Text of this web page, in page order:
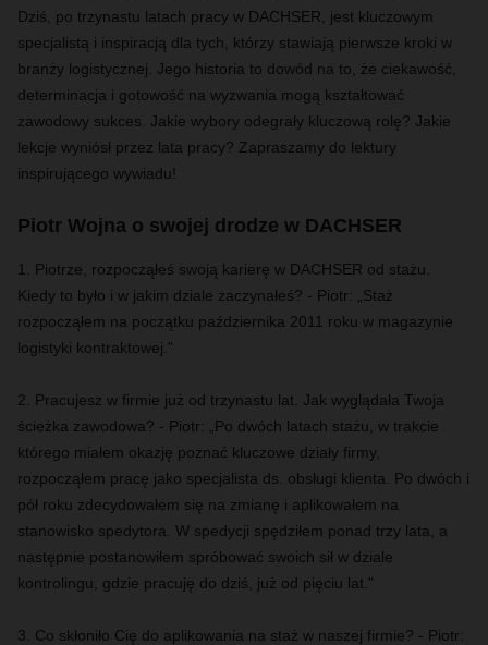
Dziś, po trzynastu latach pracy w DACHSER, jest kluczowym
specjalistą i inspiracją dla tych, którzy stawiają pierwsze kroki w
branży logistycznej. Jego historia to dowód na to, że ciekawość,
determinacja i gotowość na wyzwania mogą kształtować
zawodowy sukces. Jakie wybory odegrały kluczową rolę? Jakie
lekcje wyniósł przez lata pracy? Zapraszamy do lektury
inspirującego wywiadu!
Piotr Wojna o swojej drodze w DACHSER
1. Piotrze, rozpocząłeś swoją karierę w DACHSER od stażu.
Kiedy to było i w jakim dziale zaczynałeś? - Piotr: „Staż
rozpocząłem na początku października 2011 roku w magazynie
logistyki kontraktowej."
2. Pracujesz w firmie już od trzynastu lat. Jak wyglądała Twoja
ścieżka zawodowa? - Piotr: „Po dwóch latach stażu, w trakcie
którego miałem okazję poznać kluczowe działy firmy,
rozpocząłem pracę jako specjalista ds. obsługi klienta. Po dwóch i
pół roku zdecydowałem się na zmianę i aplikowałem na
stanowisko spedytora. W spedycji spędziłem ponad trzy lata, a
następnie postanowiłem spróbować swoich sił w dziale
kontrolingu, gdzie pracuję do dziś, już od pięciu lat."
3. Co skłoniło Cię do aplikowania na staż w naszej firmie? - Piotr: